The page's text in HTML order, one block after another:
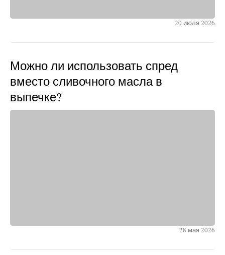
20 июля 2026
Можно ли использовать спред
вместо сливочного масла в
выпечке?
28 мая 2026